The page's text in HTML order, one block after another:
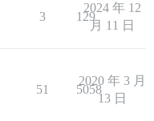
3 129
2024 年 12
月 11 日
51 5058
2020 年 3 月
13 日